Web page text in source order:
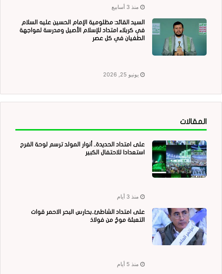
منذ 3 أسابيع
السيد القائد: مظلومية الإمام الحسين عليه السلام
في كربلاء امتداد للإسلام الأصيل ومدرسة لمواجهة
الطغيان في كل عصر
يونيو 25, 2026
المقالات
على امتداد الحديدة.. أنوار المولد ترسم لوحة الفرح
استعدادا للاحتفال الكبير
منذ 3 أيام
على امتداد الشاطئ..بحارس البحر الاحمر قوات
التعبئة موجٌ من فولاذ
منذ 5 أيام